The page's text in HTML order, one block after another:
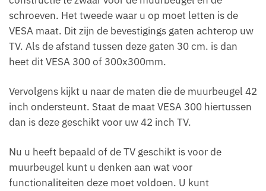
schroeven. Het tweede waar u op moet letten is de
VESA maat. Dit zijn de bevestigings gaten achterop uw
TV. Als de afstand tussen deze gaten 30 cm. is dan
heet dit VESA 300 of 300x300mm.
Vervolgens kijkt u naar de maten die de muurbeugel 42
inch ondersteunt. Staat de maat VESA 300 hiertussen
dan is deze geschikt voor uw 42 inch TV.
Nu u heeft bepaald of de TV geschikt is voor de
muurbeugel kunt u denken aan wat voor
functionaliteiten deze moet voldoen. U kunt